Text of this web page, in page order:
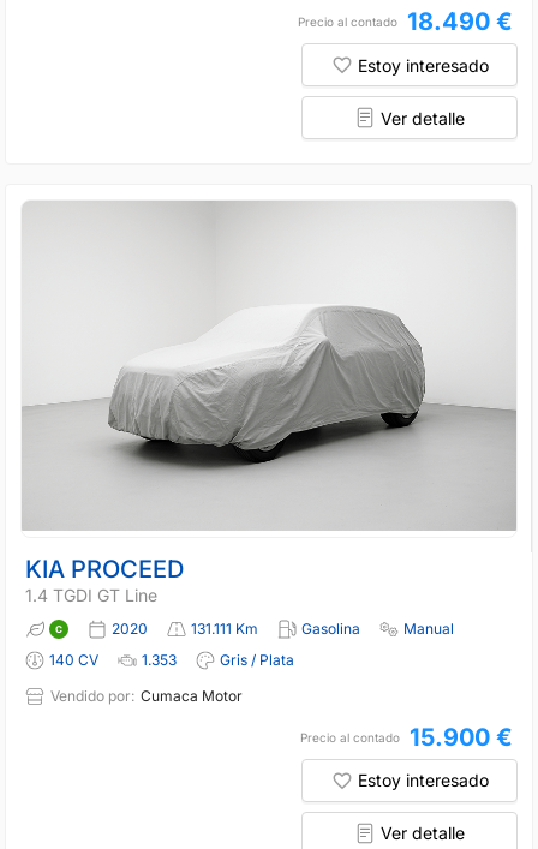
Precio al contado 18.490 €
Estoy interesado
Ver detalle
KIA PROCEED
1.4 TGDI GT Line
2020 131.111 Km Gasolina
Manual
140 CV
1.353
Gris / Plata
Vendido por: Cumaca Motor
Precio al contado 15.900 €
Estoy interesado
Ver detalle